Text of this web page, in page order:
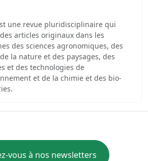
une revue pluridisciplinaire qui
articles originaux dans les
des sciences agronomiques, des
la nature et des paysages, des
et des technologies de
et de la chimie et des bio-
vous à nos newsletters